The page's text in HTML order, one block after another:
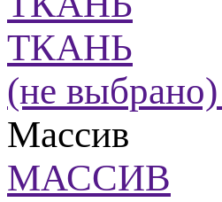
ТКАНЬ
(не выбрано)
Массив
МАССИВ